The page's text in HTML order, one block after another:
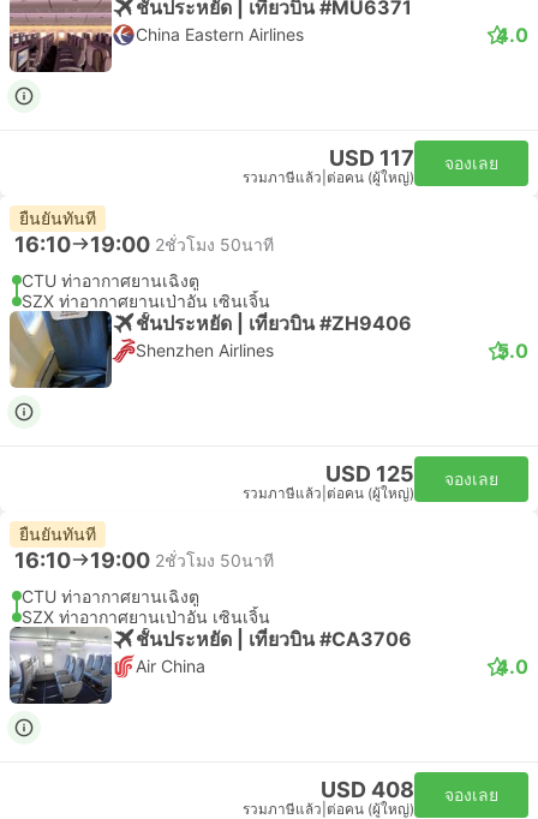
ชั้นประหยัด | เที่ยวบิน #MU6371
China Eastern Airlines 4.0
USD 117
รวมภาษีแล้ว ต่อคน (ผู้ใหญ่)
จองเลย
ยืนยันทันที
16:10 19:00 2ชั่วโมง 50นาที
CTU ท่าอากาศยานเฉิงตู
SZX ท่าอากาศยานเป่าอัน เซินเจิ้น
ชั้นประหยัด | เที่ยวบิน #ZH9406
Shenzhen Airlines 5.0
USD 125
รวมภาษีแล้ว ต่อคน (ผู้ใหญ่)
จองเลย
ยืนยันทันที
16:10 19:00 2ชั่วโมง 50นาที
CTU ท่าอากาศยานเฉิงตู
SZX ท่าอากาศยานเป่าอัน เซินเจิ้น
ชั้นประหยัด | เที่ยวบิน #CA3706
Air China 4.0
USD 408
รวมภาษีแล้ว ต่อคน (ผู้ใหญ่)
จองเลย